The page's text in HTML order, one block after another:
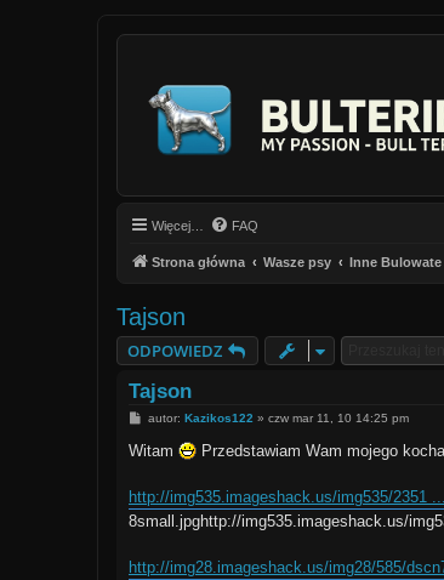
Więcej… FAQ
Strona główna Wasze psy Inne
Tajson
ODPOWIEDZ
Tajson
P
s
t
autor: Kazikos122 » czw mar 11, 10 14:25 pm
Witam Przedstawiam Wam mojego
http://img535.imageshack.us/img535/2351
8small.jpghttp://img535.imageshack.us/
http://img28.imageshack.us/img28/585/